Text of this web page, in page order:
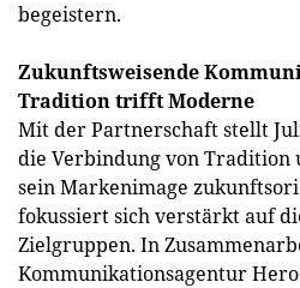
begeistern.
Zukunftsweisende
Tradition trifft Moderne
Mit der Partnerschaft stellt
die Verbindung von Tradition
sein Markenimage
fokussiert sich verstärkt auf
Zielgruppen. In
Kommunikationsagentur